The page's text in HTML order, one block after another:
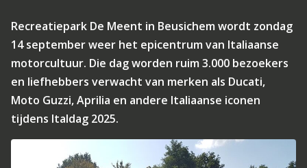
Recreatiepark De Meent in Beusichem wordt zondag
14 september weer het epicentrum van Italiaanse
motorcultuur. Die dag worden ruim 3.000 bezoekers
en liefhebbers verwacht van merken als Ducati,
Moto Guzzi, Aprilia en andere Italiaanse iconen
tijdens Italdag 2025.